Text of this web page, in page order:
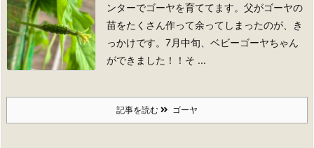
ンターでゴーヤを育ててます。 父がゴーヤの
苗をたくさん作って余ってしまったのが、き
っかけです。 7月中旬、ベビーゴーヤちゃん
ができました！！ そ ...
記事を読む ゴーヤ